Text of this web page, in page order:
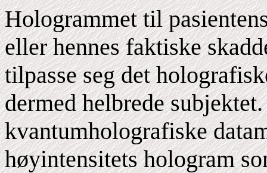
Hologrammet til
eller hennes faktiske
tilpasse seg det
dermed helbrede
kvantumholografiske
høyintensitets hologram